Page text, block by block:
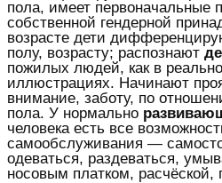
пола, имеет первоначальные
собственной гендерной
возрасте дети
полу, возрасту; распознают
пожилых людей, как в
иллюстрациях. Начинают
внимание, заботу, по
пола. У нормально
человека есть все
самообслуживания —
одеваться, раздеваться,
носовым платком, расчёской,